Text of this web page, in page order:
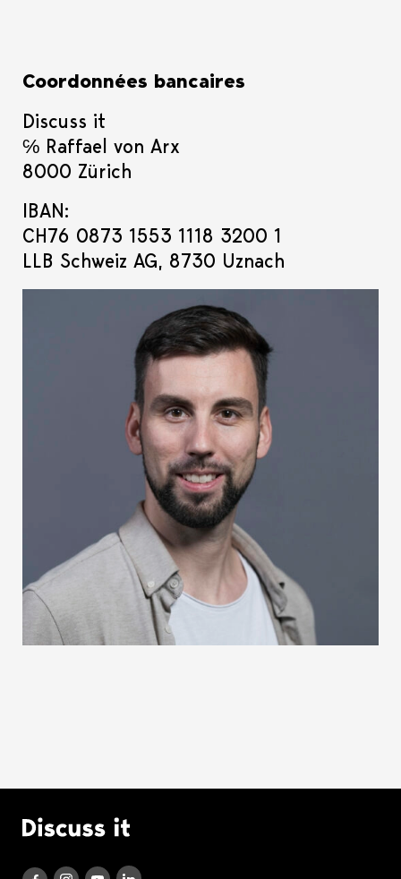
Coordonnées bancaires
Discuss it
℅ Raffael von Arx
8000 Zürich
IBAN:
CH76 0873 1553 1118 3200 1
LLB Schweiz AG, 8730 Uznach
Logo Discuss it